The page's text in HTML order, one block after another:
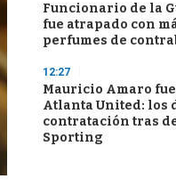
Funcionario de la
fue atrapado con
perfumes de
12:27
Mauricio Amaro
Atlanta United: los
contratación tras
Sporting